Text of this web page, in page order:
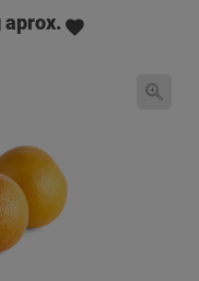
aprox.